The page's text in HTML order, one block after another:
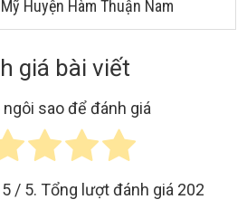
Huyện Hàm Thuận Nam
giá bài viết
ngôi sao để đánh giá
5 / 5. Tổng lượt đánh giá 202